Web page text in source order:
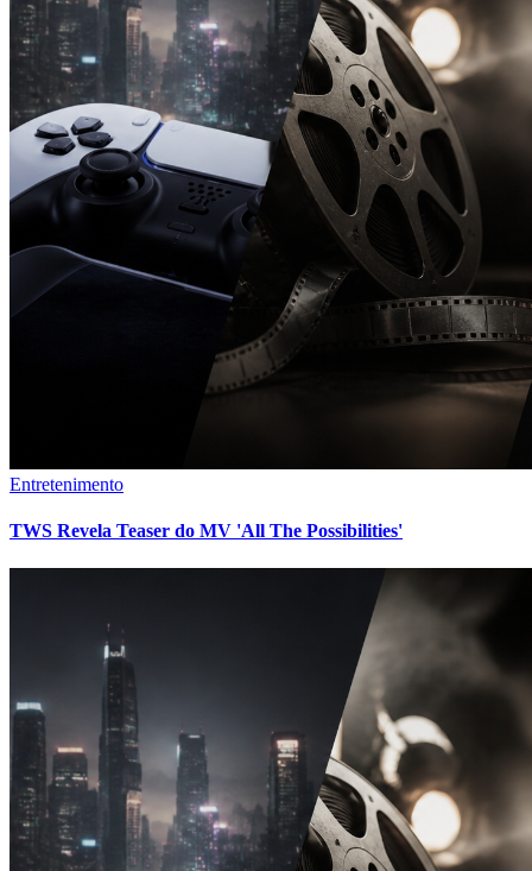
Entretenimento
TWS Revela Teaser do MV 'All The Possibilities'